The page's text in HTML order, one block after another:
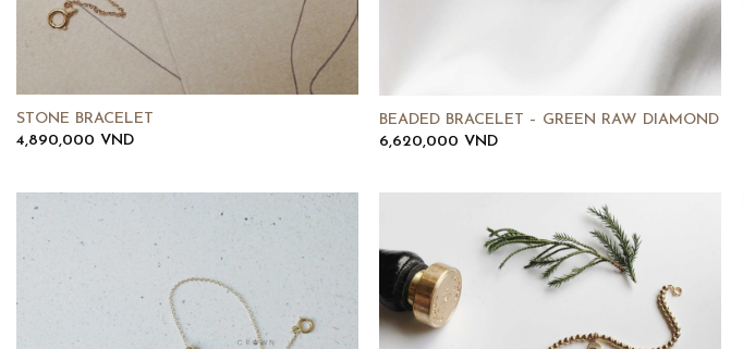
STONE BRACELET
4,890,000 VND
BEADED BRACELET – GREEN RAW DIAMOND
6,620,000VND